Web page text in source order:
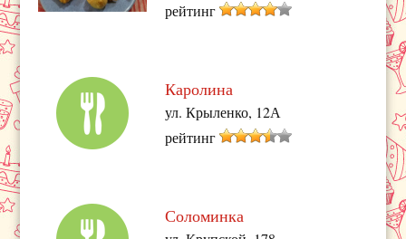
рейтинг
Каролина
ул. Крыленко, 12А
рейтинг
Соломинка